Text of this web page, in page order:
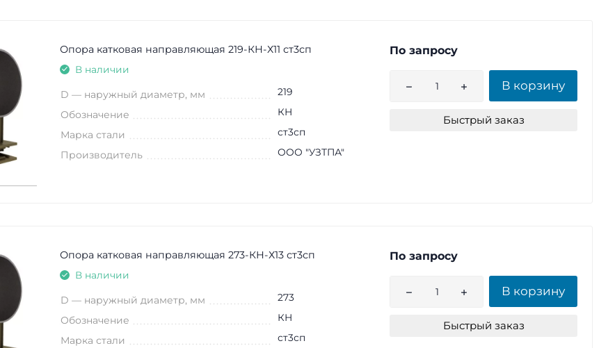
Опора катковая направляющая 219-КН-Х11 ст3сп
В наличии
D — наружный диаметр, мм 219
Обозначение КН
Марка стали ст3сп
Производитель ООО "УЗТПА"
По запросу
В корзину
Быстрый заказ
Опора катковая направляющая 273-КН-Х13 ст3сп
В наличии
D — наружный диаметр, мм 273
Обозначение КН
Марка стали ст3сп
По запросу
В корзину
Быстрый заказ